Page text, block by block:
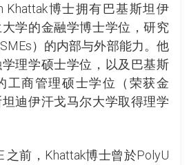
Khattak博士拥有巴基斯坦伊
学的金融学博士学位，研究
）的内部与外部能力。他
理学硕士学位，以及巴基斯
工商管理硕士学位（荣获金
迪伊汗戈马尔大学取得理学
之前，Khattak博士曾於PolyU